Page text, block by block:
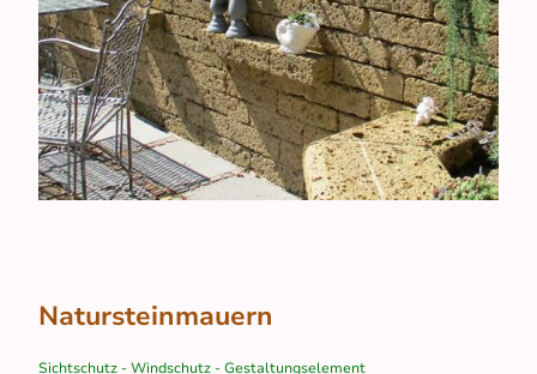
Natursteinmauern
Sichtschutz - Windschutz - Gestaltungselement